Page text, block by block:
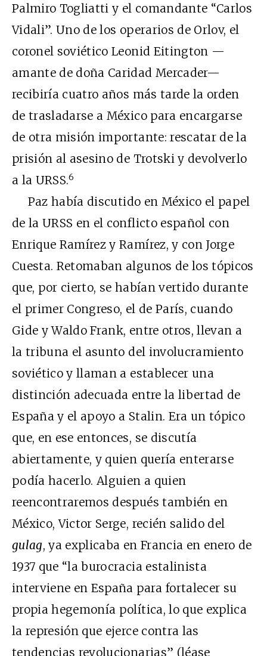
Palmiro Togliatti y el comandante “Carlos
Vidali”. Uno de los operarios de Orlov, el
coronel soviético Leonid Eitington —
amante de doña Caridad Mercader—
recibiría cuatro años más tarde la orden
de trasladarse a México para encargarse
de otra misión importante: rescatar de la
prisión al asesino de Trotski y devolverlo
a la URSS.6
Paz había discutido en México el papel
de la URSS en el conflicto español con
Enrique Ramírez y Ramírez, y con Jorge
Cuesta. Retomaban algunos de los tópicos
que, por cierto, se habían vertido durante
el primer Congreso, el de París, cuando
Gide y Waldo Frank, entre otros, llevan a
la tribuna el asunto del involucramiento
soviético y llaman a establecer una
distinción adecuada entre la libertad de
España y el apoyo a Stalin. Era un tópico
que, en ese entonces, se discutía
abiertamente, y quien quería enterarse
podía hacerlo. Alguien a quien
reencontraremos después también en
México, Victor Serge, recién salido del
gulag, ya explicaba en Francia en enero de
1937 que “la burocracia estalinista
interviene en España para fortalecer su
propia hegemonía política, lo que explica
la represión que ejerce contra las
tendencias revolucionarias” (léase